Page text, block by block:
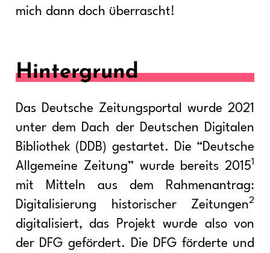
mich dann doch überrascht!
Hintergrund
Das Deutsche Zeitungsportal wurde 2021
unter dem Dach der Deutschen Digitalen
Bibliothek (DDB) gestartet. Die “Deutsche
Allgemeine Zeitung” wurde bereits 20151
mit Mitteln aus dem Rahmenantrag:
Digitalisierung historischer Zeitungen2
digitalisiert, das Projekt wurde also von
der DFG gefördert. Die DFG förderte und